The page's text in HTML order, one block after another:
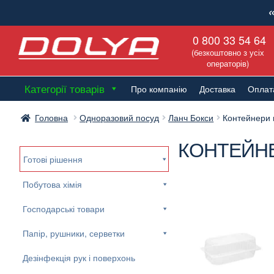
до
навігації
до
вмісту
0 800 33 54 64
(безкоштовно з усіх
операторів)
Категорії товарів Про компанію Доставка
Головна Одноразовий посуд Ланч Бокси Контейнери
Готові рішення
Побутова хімія
Господарські товари
Папір, рушники, серветки
Дезінфекція рук і поверхонь